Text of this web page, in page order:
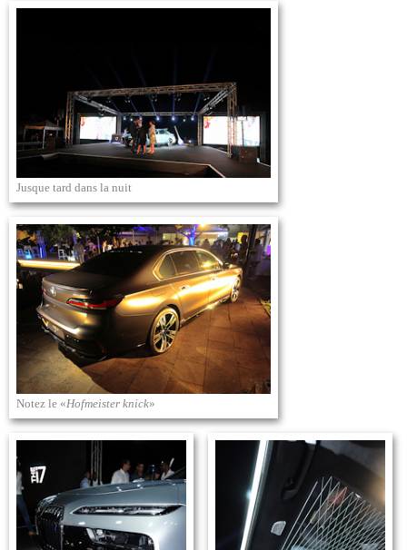
Jusque tard dans la nuit
Notez le «Hofmeister knick»